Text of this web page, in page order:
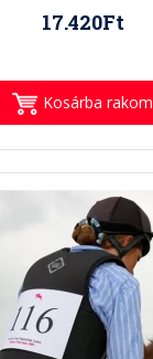
17.420Ft
Kosárba rakom